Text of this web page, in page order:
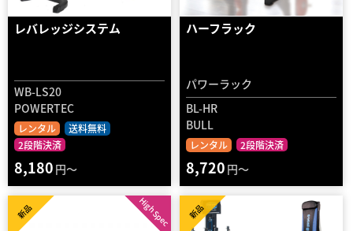
レバレッジシステム
WB-LS20
POWERTEC
レンタル
送料無料
2段階決済
8,180 円～
ハーフラック
パワーラック
BL-HR
BULL
レンタル 2段階決済
8,720 円～
High Spec
新品 新品